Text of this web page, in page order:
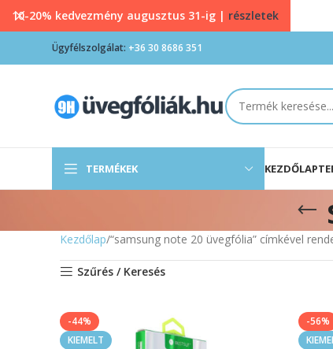
Ügyfélszolgálat: +36 30 8686 351
TERMÉKEK KEZDŐLAP
Kezdőlap “samsung note 20 üvegfólia” címkével
Szűrés / Keresés
-44%
KIEMELT
-56%
10-20% kedvezmény augusztus 31-ig | részletek